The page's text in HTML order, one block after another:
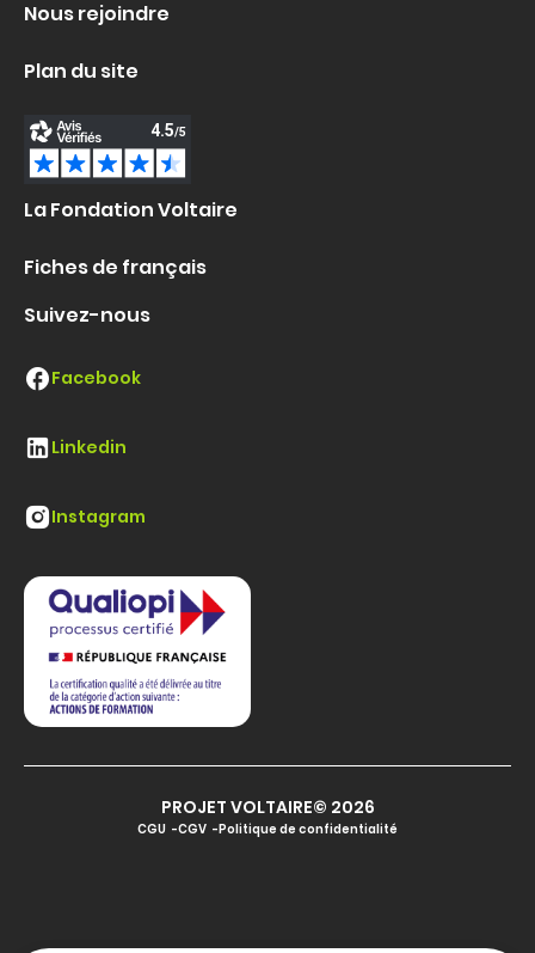
Nous rejoindre
Plan du site
La Fondation Voltaire
Fiches de français
Suivez-nous
Facebook
Linkedin
Instagram
PROJET VOLTAIRE© 2026
CGU CGV Politique de confidentialité